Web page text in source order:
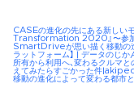
CASEの進化の先にある新しい
Transformation 2020』〜参
SmartDriveが思い描く移動の
ラットフォーム】 | データのじか
所有から利用へ、変わるクルマ
えてみたらすごかった件
移動の進化によって変わる都市